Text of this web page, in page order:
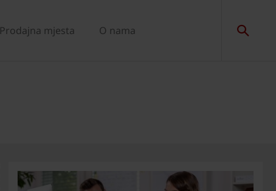
Prodajna mjesta O nama